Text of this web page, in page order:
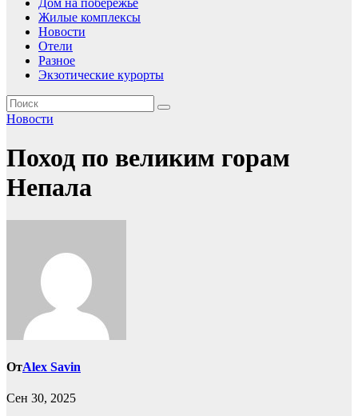
Дом на побережье
Жилые комплексы
Новости
Отели
Разное
Экзотические курорты
Новости
Поход по великим горам
Непала
ОтAlex Savin
Сен 30, 2025